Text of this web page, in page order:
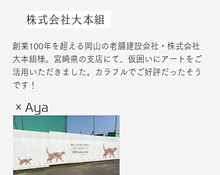
株式会社大本組
創業100年を超える岡山の老舗建設会社・株式会社
大本組様。宮崎県の支店にて、仮囲いにアートをご
活用いただきました。カラフルでご好評だったそう
です！
×Aya